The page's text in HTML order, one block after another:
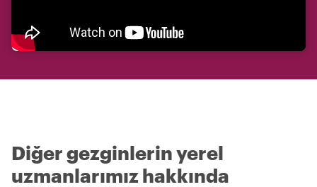
Diğer gezginlerin yerel
uzmanlarımız hakkında